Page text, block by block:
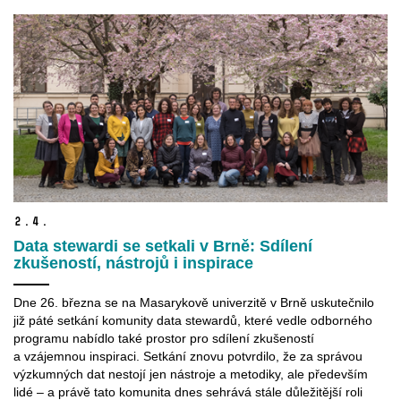
2. 4.
Data stewardi se setkali v Brně: Sdílení
zkušeností, nástrojů i inspirace
Dne 26. března se na Masarykově univerzitě v Brně uskutečnilo
již páté setkání komunity data stewardů, které vedle odborného
programu nabídlo také prostor pro sdílení zkušeností
a vzájemnou inspiraci. Setkání znovu potvrdilo, že za správou
výzkumných dat nestojí jen nástroje a metodiky, ale především
lidé – a právě tato komunita dnes sehrává stále důležitější roli